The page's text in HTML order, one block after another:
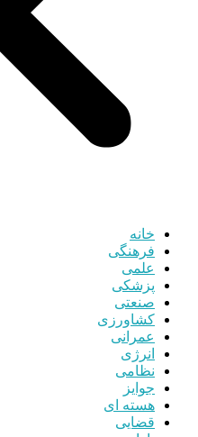
خانه
فرهنگی
علمی
پزشکی
صنعتی
کشاورزی
عمرانی
انرژی
نظامی
جوایز
هسته ای
قضایی